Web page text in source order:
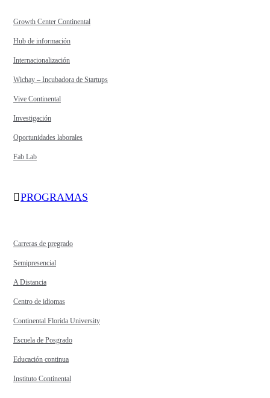
Growth Center Continental
Hub de información
Internacionalización
Wichay – Incubadora de Startups
Vive Continental
Investigación
Oportunidades laborales
Fab Lab
PROGRAMAS
Carreras de pregrado
Semipresencial
A Distancia
Centro de idiomas
Continental Florida University
Escuela de Posgrado
Educación continua
Instituto Continental